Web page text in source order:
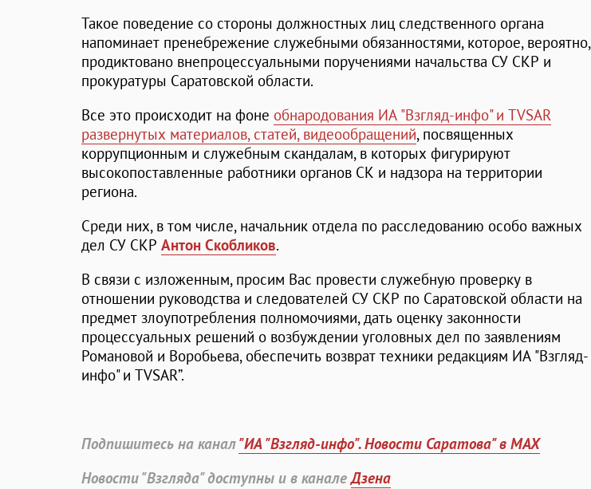
Такое поведение со стороны должностных лиц следственного органа
напоминает пренебрежение служебными обязанностями, которое, вероятно,
продиктовано внепроцессуальными поручениями начальства СУ СКР и
прокуратуры Саратовской области.
Все это происходит на фоне обнародования ИА "Взгляд-инфо" и TVSAR
развернутых материалов, статей, видеообращений, посвященных
коррупционным и служебным скандалам, в которых фигурируют
высокопоставленные работники органов СК и надзора на территории
региона.
Среди них, в том числе, начальник отдела по расследованию особо важных
дел СУ СКР Антон Скобликов.
В связи с изложенным, просим Вас провести служебную проверку в
отношении руководства и следователей СУ СКР по Саратовской области на
предмет злоупотребления полномочиями, дать оценку законности
процессуальных решений о возбуждении уголовных дел по заявлениям
Романовой и Воробьева, обеспечить возврат техники редакциям ИА "Взгляд-
инфо" и TVSAR”.
Подпишитесь на канал"ИА "Взгляд-инфо". Новости Саратова" в MAX
Новости "Взгляда" доступны и в каналеДзена